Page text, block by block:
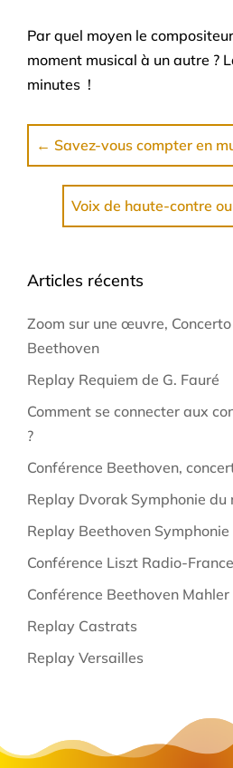
Par quel moyen le
moment musical à un autre ?
minutes !
← Savez-vous compter en
Voix de haute-contre
Articles récents
Zoom sur une œuvre, Concerto
Beethoven
Replay Requiem de G. Fauré
Comment se connecter aux
?
Conférence Beethoven,
Replay Dvorak Symphonie du
Replay Beethoven Symphonie
Conférence Liszt Radio-France
Conférence Beethoven Mahler
Replay Castrats
Replay Versailles